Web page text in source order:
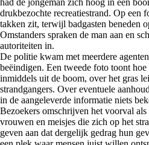
had de jongeman zich hoog in een
drukbezochte recreatiestrand. Op een
takken zit, terwijl badgasten beneden
Omstanders spraken de man aan en
autoriteiten in.
De politie kwam met meerdere
beëindigen. Een tweede foto toont
inmiddels uit de boom, over het gras
strandgangers. Over eventuele
in de aangeleverde informatie niets
Bezoekers omschrijven het voorval
vrouwen en meisjes die zich op het
geven aan dat dergelijk gedrag hun